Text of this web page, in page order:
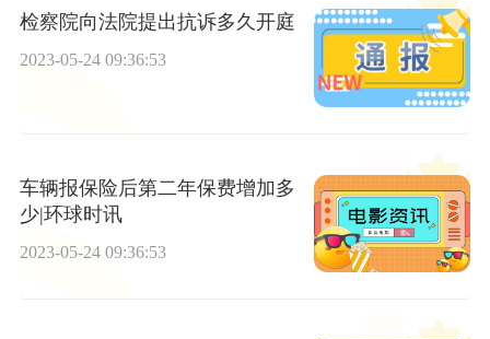
检察院向法院提出抗诉多久开庭
2023-05-24 09:36:53
车辆报保险后第二年保费增加多
少|环球时讯
2023-05-24 09:36:53